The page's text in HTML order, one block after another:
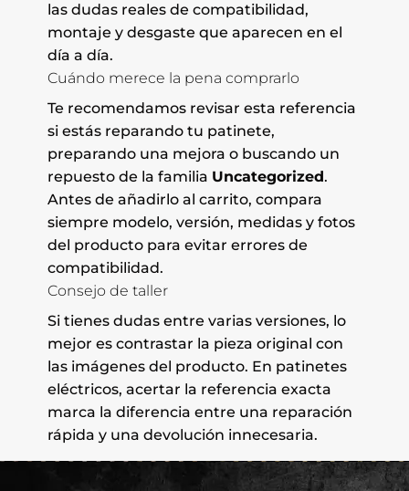
las dudas reales de compatibilidad,
montaje y desgaste que aparecen en el
día a día.
Cuándo merece la pena comprarlo
Te recomendamos revisar esta referencia
si estás reparando tu patinete,
preparando una mejora o buscando un
repuesto de la familia Uncategorized.
Antes de añadirlo al carrito, compara
siempre modelo, versión, medidas y fotos
del producto para evitar errores de
compatibilidad.
Consejo de taller
Si tienes dudas entre varias versiones, lo
mejor es contrastar la pieza original con
las imágenes del producto. En patinetes
eléctricos, acertar la referencia exacta
marca la diferencia entre una reparación
rápida y una devolución innecesaria.